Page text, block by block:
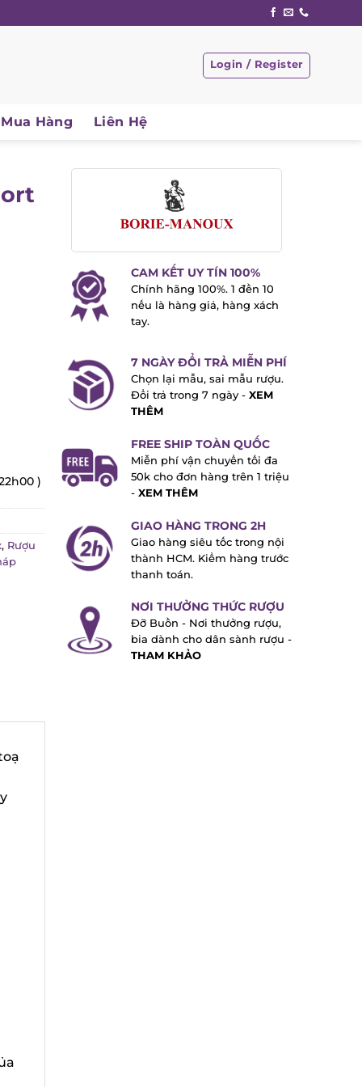
Login / Register
Hàng Liên Hệ
)
Rượu
CAM KẾT UY TÍN 100%
Chính hãng 100%. 1 đền 10
nếu là hàng giả, hàng xách
tay.
7 NGÀY ĐỔI TRẢ MIỄN PHÍ
Chọn lại mẫu, sai mẫu rượu.
Đổi trả trong 7 ngày -XEM
THÊM
FREE SHIP TOÀN QUỐC
Miễn phí vận chuyển tối đa
50k cho đơn hàng trên 1 triệu
XEM THÊM
GIAO HÀNG TRONG 2H
Giao hàng siêu tốc trong nội
thành HCM. Kiểm hàng trước
thanh toán.
NƠI THƯỞNG THỨC RƯỢU
Đỡ Buồn - Nơi thưởng rượu,
bia dành cho dân sành rượu -
THAM KHẢO